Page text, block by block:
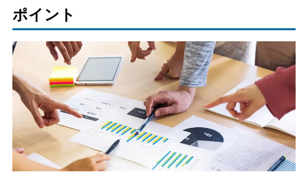
ポイント